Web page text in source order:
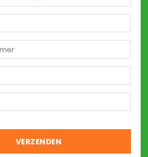
*
mailadres
*
*
*